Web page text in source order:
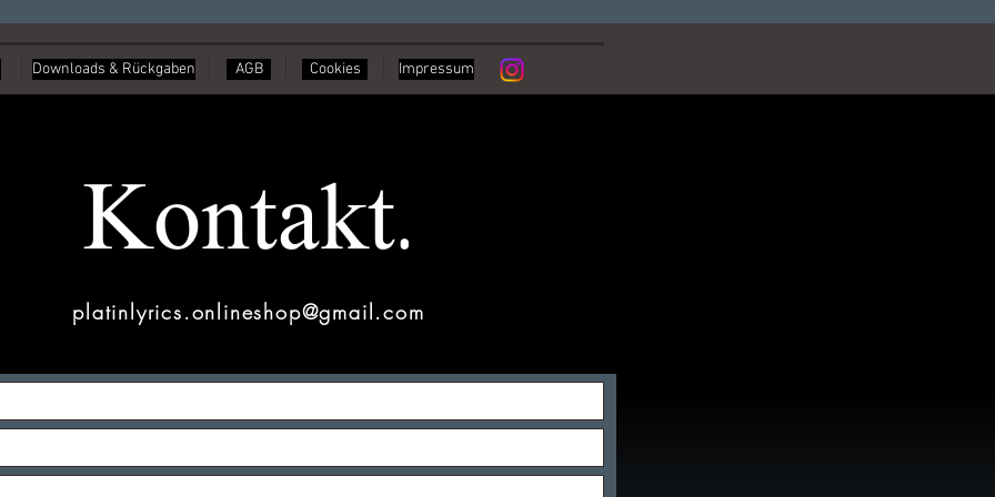
Downloads & Rückgaben AGB Cookies Impressum
Kontakt.
platinlyrics.onlineshop@gmail.com